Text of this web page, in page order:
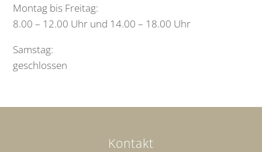
Montag bis Freitag:
8.00 – 12.00 Uhr und 14.00 – 18.00 Uhr
Samstag:
geschlossen
Kontakt